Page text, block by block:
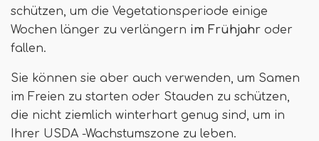
schützen, um die Vegetationsperiode einige
Wochen länger zu verlängern im Frühjahr oder
fallen.
Sie können sie aber auch verwenden, um Samen
im Freien zu starten oder Stauden zu schützen,
die nicht ziemlich winterhart genug sind, um in
Ihrer USDA -Wachstumszone zu leben.